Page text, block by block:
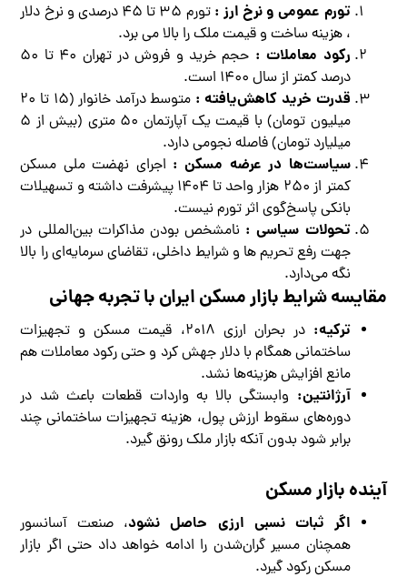
تورم عمومی و نرخ ارز :
تورم ۳۵ تا ۴۵ درصدی و نرخ دلار
، هزینه ساخت و قیمت ملک را بالا می برد.
رکود معاملات :
حجم خرید و فروش در تهران ۴۰ تا ۵۰
درصد کمتر از سال ۱۴۰۰ است.
قدرت خرید کاهش‌یافته :
متوسط درآمد خانوار (۱۵ تا ۲۰
میلیون تومان) با قیمت یک آپارتمان ۵۰ متری (بیش از ۵
میلیارد تومان) فاصله نجومی دارد.
سیاست‌ها در عرضه مسکن : اجرای نهضت ملی مسکن
کمتر از ۲۵۰ هزار واحد تا ۱۴۰۴ پیشرفت داشته و تسهیلات
بانکی پاسخ‌گوی اثر تورم نیست.
تحولات سیاسی : نامشخص بودن مذاکرات بین‌المللی در
جهت رفع تحریم ها و شرایط داخلی، تقاضای سرمایه‌ای را بالا
نگه می‌دارد.
مقایسه شرایط بازار مسکن ایران با تجربه جهانی
ترکیه:
در بحران ارزی ۲۰۱۸، قیمت مسکن و تجهیزات
ساختمانی همگام با دلار جهش کرد و حتی رکود معاملات هم
مانع افزایش هزینه‌ها نشد.
آرژانتین: وابستگی بالا به واردات قطعات باعث شد در
دوره‌های سقوط ارزش پول، هزینه تجهیزات ساختمانی چند
برابر شود بدون آنکه بازار ملک رونق گیرد.
آیندهبازارمسکن
اگر ثبات نسبی ارزی حاصل نشود، صنعت آسانسور
همچنان مسیر گران‌شدن را ادامه خواهد داد حتی اگر بازار
مسکن رکود گیرد.